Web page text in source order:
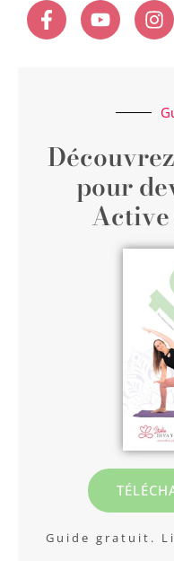
pour
Active
Guide gratuit.